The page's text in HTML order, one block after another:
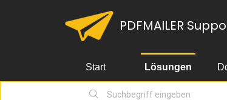
PDFMAILER
Start Lösungen